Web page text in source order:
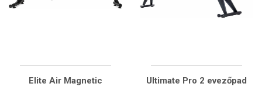
Elite Air Magnetic
Ultimate Pro 2 evezőpad